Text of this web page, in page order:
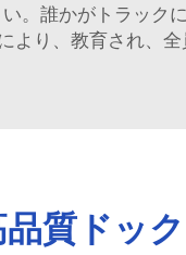
。誰かがトラック
り、教育され、
品質ドッ